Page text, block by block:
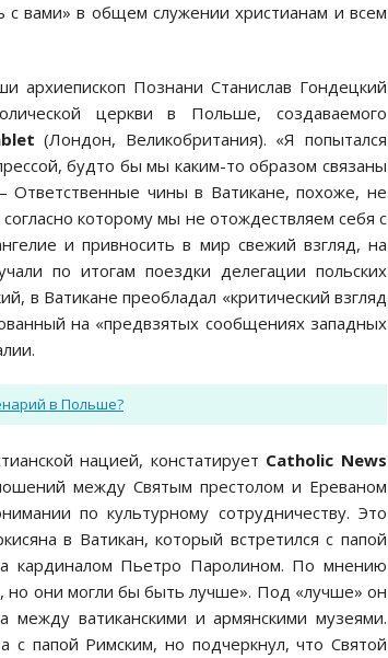
с вами» в общем служении христианам и всем
архиепископ Познани Станислав Гондецкий
церкви в Польше, создаваемого
(Лондон, Великобритания). «Я попытался
будто бы мы каким-то образом связаны
чины в Ватикане, похоже, не
которому мы не отождествляем себя с
и привносить в мир свежий взгляд, на
по итогам поездки делегации польских
в Ватикане преобладал «критический взгляд
на «предвзятых сообщениях западных
в Польше?
нацией, констатирует Catholic News
между Святым престолом и Ереваном
по культурному сотрудничеству. Это
в Ватикан, который встретился с папой
кардиналом Пьетро Паролином. По мнению
они могли бы быть лучше». Под «лучше» он
между ватиканскими и армянскими музеями.
с папой Римским, но подчеркнул, что Святой